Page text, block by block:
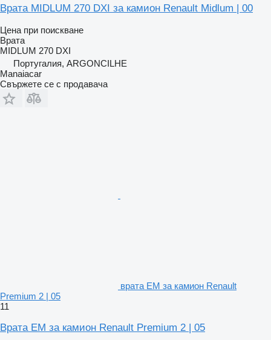
Врата MIDLUM 270 DXI за камион Renault Midlum | 00
Цена при поискване
Врата
MIDLUM 270 DXI
Португалия, ARGONCILHE
Manaiacar
Свържете се с продавача
врата EM за камион Renault
Premium 2 | 05
11
Врата EM за камион Renault Premium 2 | 05